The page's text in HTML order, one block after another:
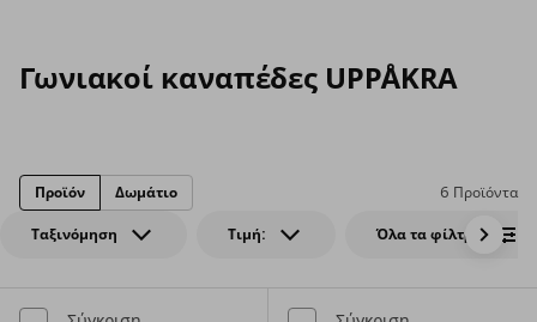
Γωνιακοί καναπέδες UPPÅKRA
Ταξινόμηση Τιμή: Όλα τα φίλτρα
6 Προϊόντα
Προϊόν Δωμάτιο